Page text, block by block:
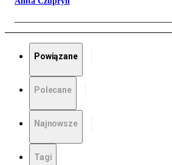
Powiązane
Polecane
Najnowsze
Tagi